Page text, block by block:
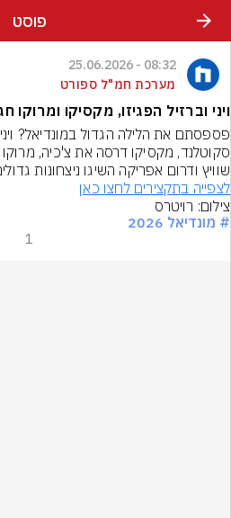
פוסט
08:32 - 25.06.2026
מערכת חמ"ל ספורט
ויני וברזיל הפגיזו, מקסיקו ומרוקו
שוויץ ודרום אפריקה השיגו ניצחונות
לצפייה בתקצירים לחצו כאן
צילום: רויטרס
# מונדיאל 2026
1